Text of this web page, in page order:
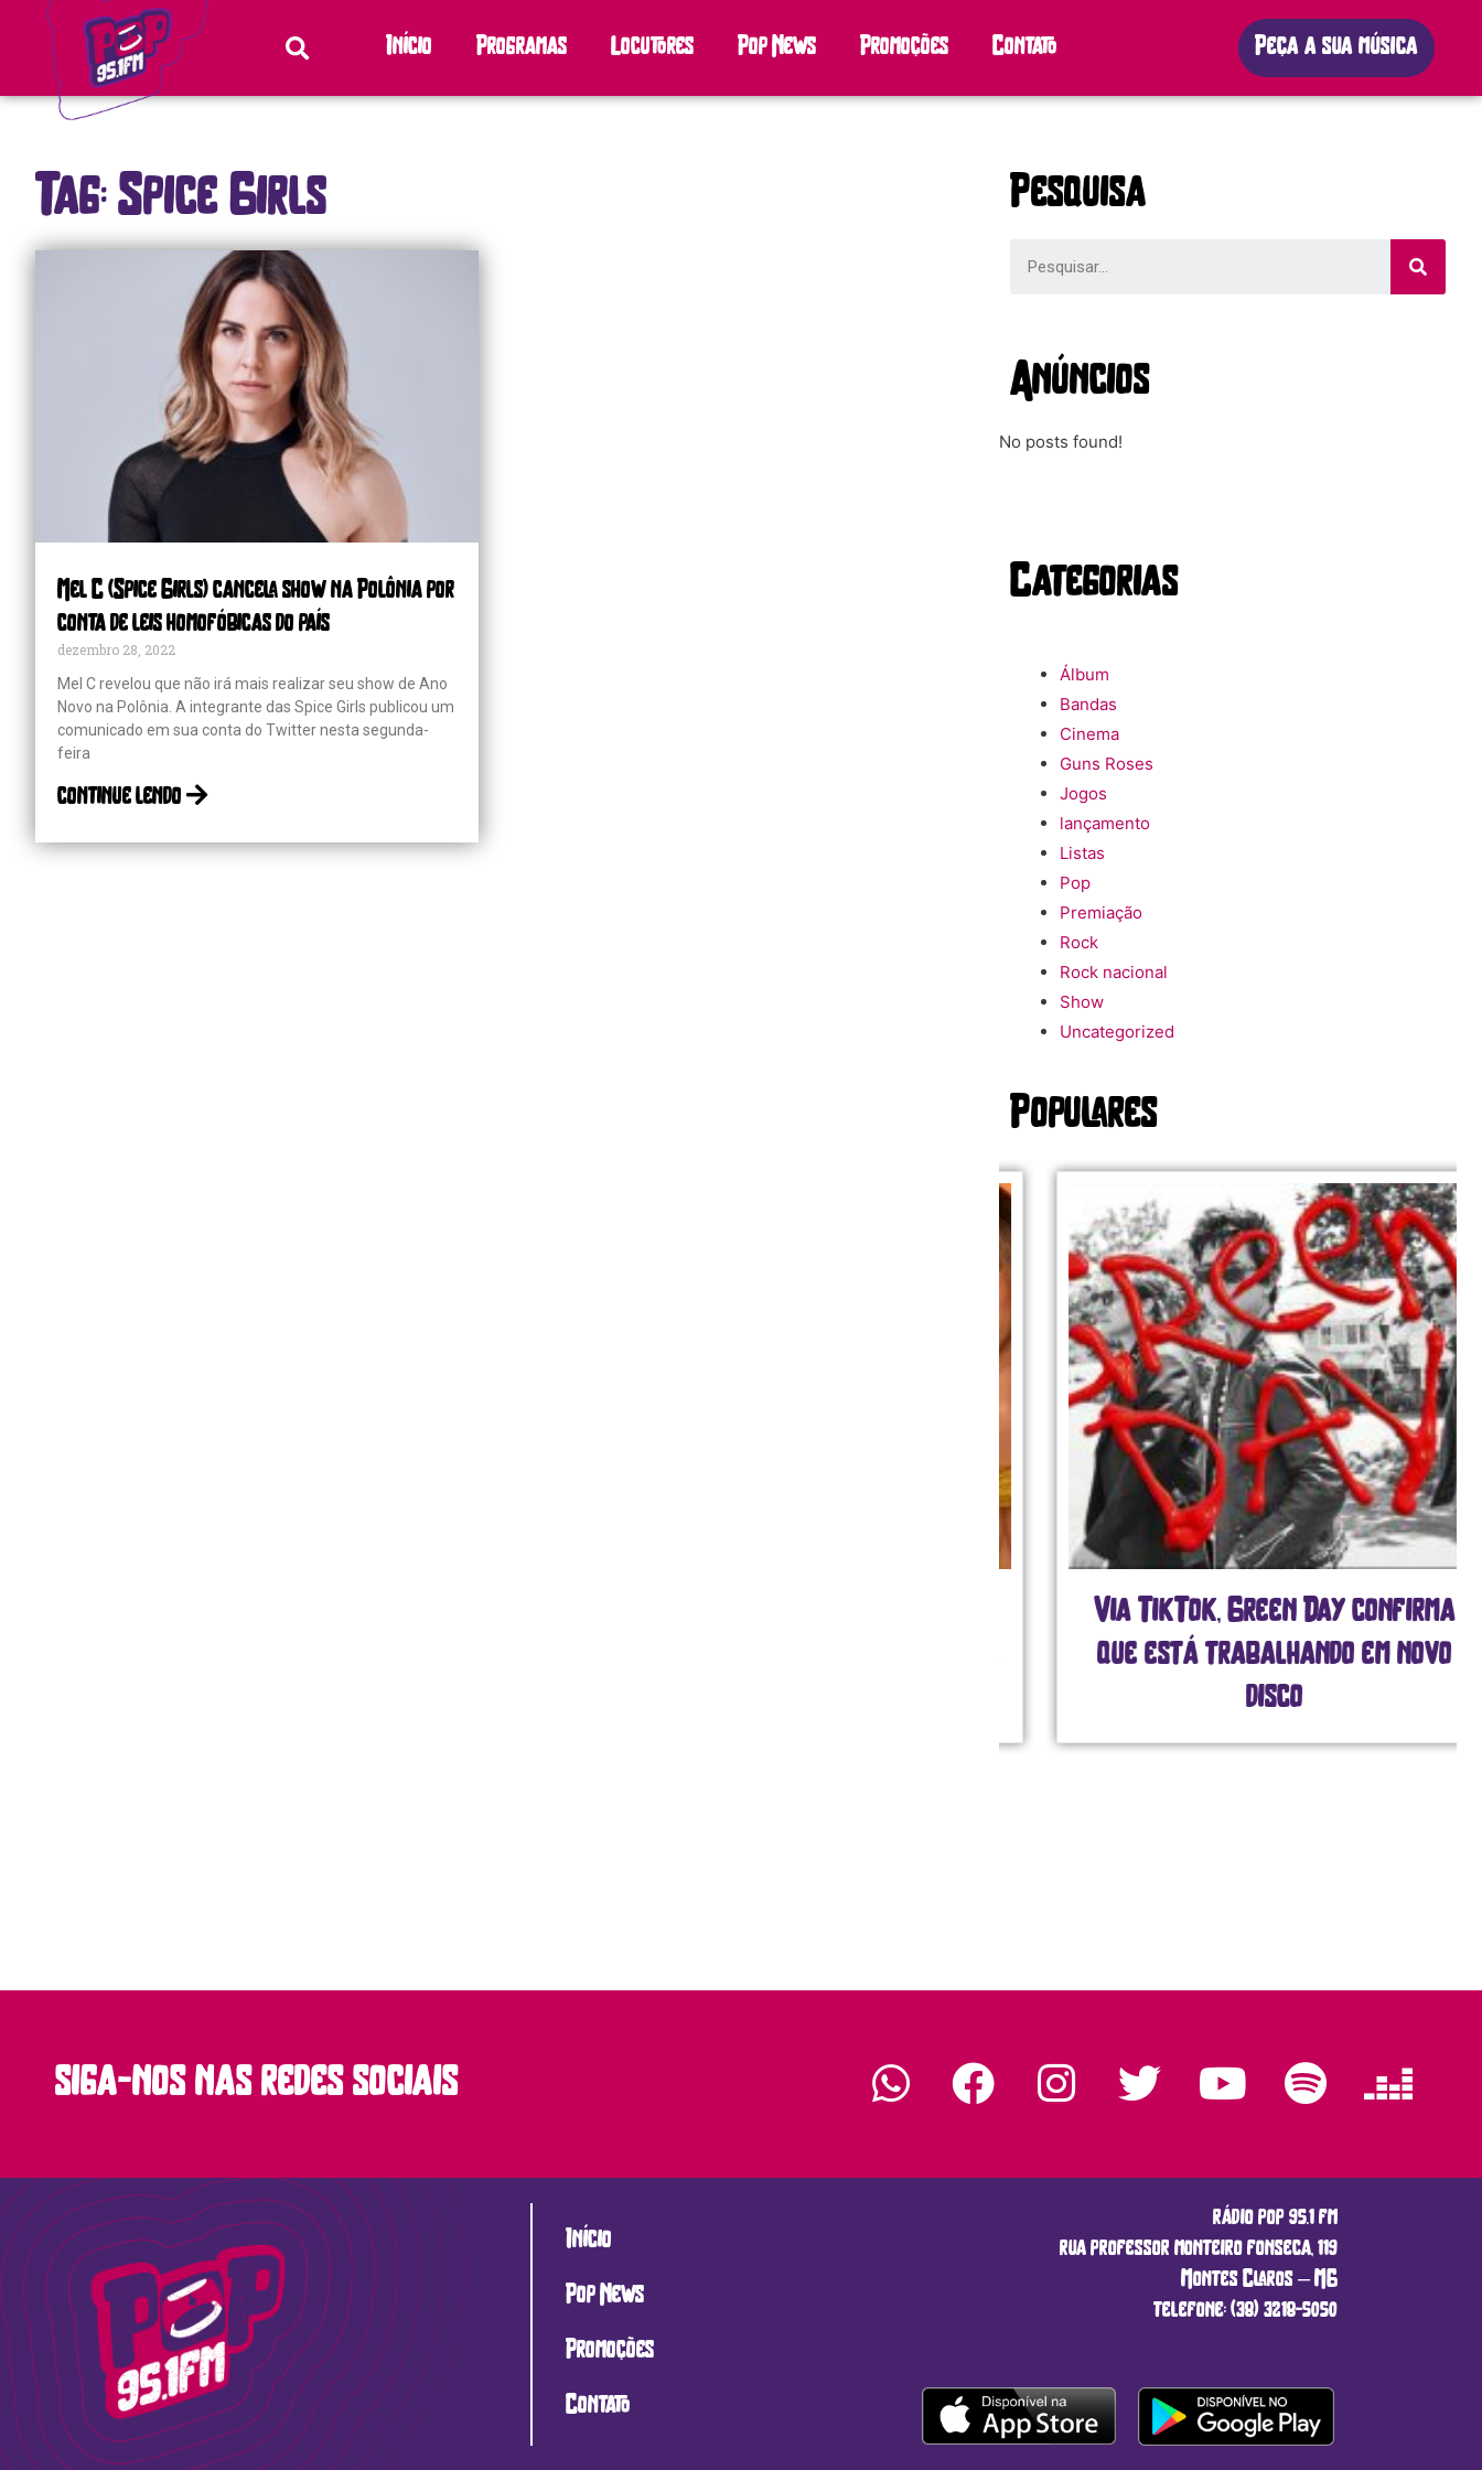
Início Programas Locutores Pop News Promoções Contato Peça a sua música
Tag: Spice Girls
Mel C (Spice Girls) cancela show na Polônia por
conta de leis homofóbicas do país
dezembro 28, 2022
Mel C revelou que não irá mais realizar seu show de Ano
Novo na Polônia. A integrante das Spice Girls publicou um
comunicado em sua conta do Twitter nesta segunda-
feira
continue lendo
Pesquisa
Anúncios
No posts found!
Categorias
Álbum
Bandas
Cinema
Guns Roses
Jogos
lançamento
Listas
Pop
Premiação
Rock
Rock nacional
Show
Uncategorized
Populares
Via TikTok, Green Day confirma
que está trabalhando em novo
disco
siga-nos nas redes sociais
Início
Pop News
Promoções
Contato
rádio pop 95.1 fm
rua professor monteiro fonseca, 119
Montes Claros – MG
telefone: (38) 3218-5050